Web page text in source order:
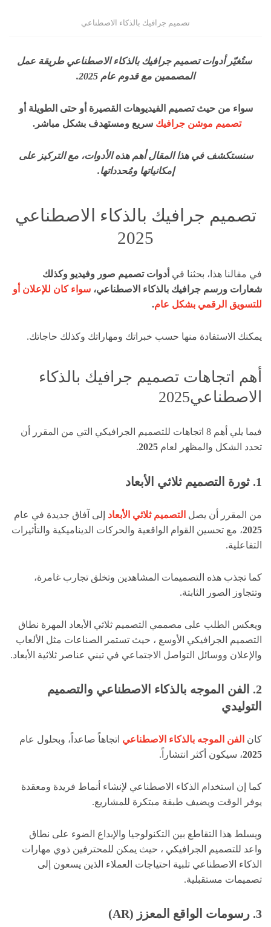
تصميم جرافيك بالذكاء الاصطناعي
ستُغيّر أدوات تصميم جرافيك بالذكاء الاصطناعي طريقة عمل
المصممين مع قدوم عام 2025.
سواء من حيث تصميم الفيديوهات القصيرة أو حتى الطويلة أو
تصميم موشن جرافيك سريع ومستهدف بشكل مباشر.
سنستكشف في هذا المقال أهم هذه الأدوات، مع التركيز على
إمكانياتها ومُحدداتها.
تصميم جرافيك بالذكاء الاصطناعي
2025
في مقالنا هذا، بحثنا في أدوات تصميم صور وفيديو وكذلك
شعارات ورسم جرافيك بالذكاء الاصطناعي، سواء كان للإعلان أو
للتسويق الرقمي بشكل عام.
يمكنك الاستفادة منها حسب خبراتك ومهاراتك وكذلك حاجاتك.
أهم اتجاهات تصميم جرافيك بالذكاء
الاصطناعي2025
فيما يلي أهم 8 اتجاهات للتصميم الجرافيكي التي من المقرر أن
تحدد الشكل والمظهر لعام 2025
.
1. ثورة التصميم ثلاثي الأبعاد
من المقرر أن يصل التصميم ثلاثي الأبعاد إلى آفاق جديدة في عام
2025، مع تحسين القوام الواقعية والحركات الديناميكية والتأثيرات
التفاعلية.
كما تجذب هذه التصميمات المشاهدين وتخلق تجارب غامرة،
وتتجاوز الصور الثابتة.
ويعكس الطلب على مصممي التصميم ثلاثي الأبعاد المهرة نطاق
التصميم الجرافيكي الأوسع ، حيث تستمر الصناعات مثل الألعاب
والإعلان ووسائل التواصل الاجتماعي في تبني عناصر ثلاثية الأبعاد.
2. الفن الموجه بالذكاء الاصطناعي والتصميم
التوليدي
كان الفن الموجه بالذكاء الاصطناعي اتجاهاً صاعداً، وبحلول عام
2025، سيكون أكثر انتشاراً.
كما إن استخدام الذكاء الاصطناعي لإنشاء أنماط فريدة ومعقدة
يوفر الوقت ويضيف طبقة مبتكرة للمشاريع.
ويسلط هذا التقاطع بين التكنولوجيا والإبداع الضوء على نطاق
واعد للتصميم الجرافيكي ، حيث يمكن للمحترفين ذوي مهارات
الذكاء الاصطناعي تلبية احتياجات العملاء الذين يسعون إلى
تصميمات مستقبلية.
3. رسومات الواقع المعزز (AR)